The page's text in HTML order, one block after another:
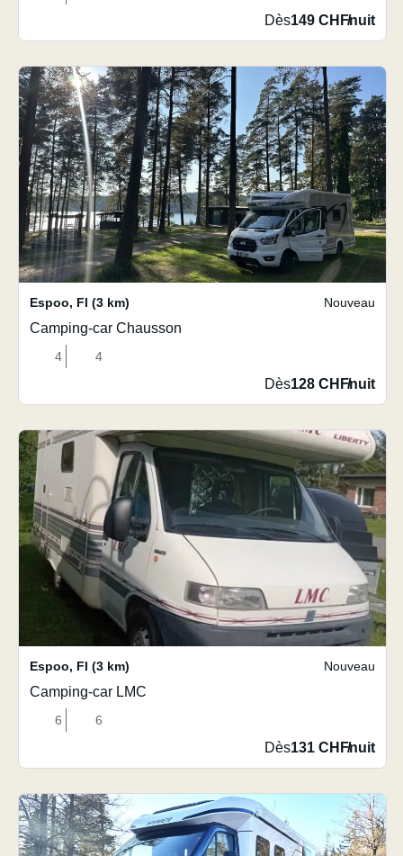
Dès149 CHF/nuit
Espoo, FI (3 km) Nouveau
Camping-car Chausson
4 4
Dès128 CHF/nuit
Espoo, FI (3 km) Nouveau
Camping-car LMC
6 6
Dès131 CHF/nuit